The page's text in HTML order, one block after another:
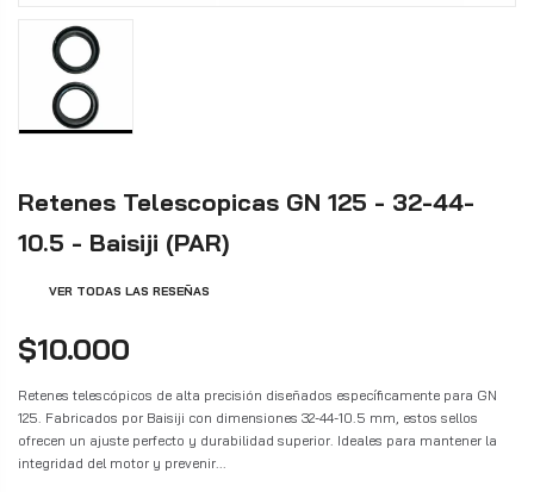
Retenes Telescopicas GN 125 - 32-44-
10.5 - Baisiji (PAR)
VER TODAS LAS RESEÑAS
$10.000
Retenes telescópicos de alta precisión diseñados específicamente para GN
125. Fabricados por Baisiji con dimensiones 32-44-10.5 mm, estos sellos
ofrecen un ajuste perfecto y durabilidad superior. Ideales para mantener la
integridad del motor y prevenir...